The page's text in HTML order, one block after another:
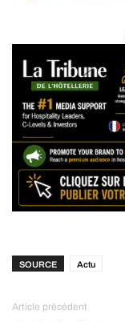
SOURCE Actu
Article précédent